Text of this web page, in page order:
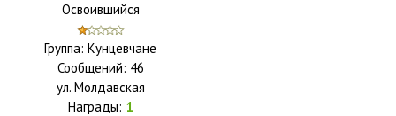
Освоившийся
Группа: Кунцевчане
Сообщений: 46
ул. Молдавская
Награды: 1